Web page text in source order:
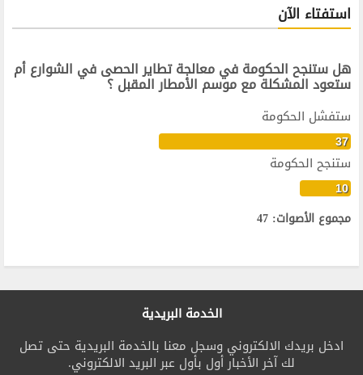
استفتاء الآن
هل ستنجح الحكومة في معالجة تطاير الحصى في الشوارع أم
ستعود المشكلة مع موسم الأمطار المقبل ؟
ستفشل الحكومة
37
ستنجح الحكومة
10
مجموع الأصوات: 47
الخدمة البريدية
ادخل بريدك الالكتروني وسجل معنا بالخدمة البريدية حتى تصل
لك آخر الأخبار أول بأول عبر البريد الالكتروني.